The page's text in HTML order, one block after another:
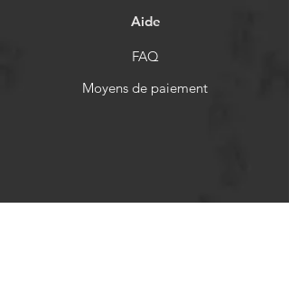
Aide
FAQ
Moyens de paiement